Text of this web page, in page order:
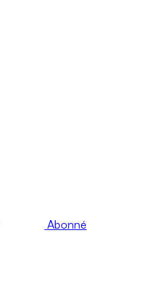
Abonné